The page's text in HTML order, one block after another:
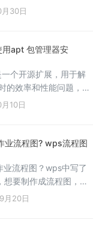
借鉴参考下，希望能
进步，早日升职加薪
30日
apt 包管理器安
个开源扩展，用于解
的效率和性能问题，这
系统中使用apt包管
的问题,需要的
10日
业流程图? wps流程图
流程图？wps中写了
想要制作成流程图，该
来看看wps流程图的
考下
月20日